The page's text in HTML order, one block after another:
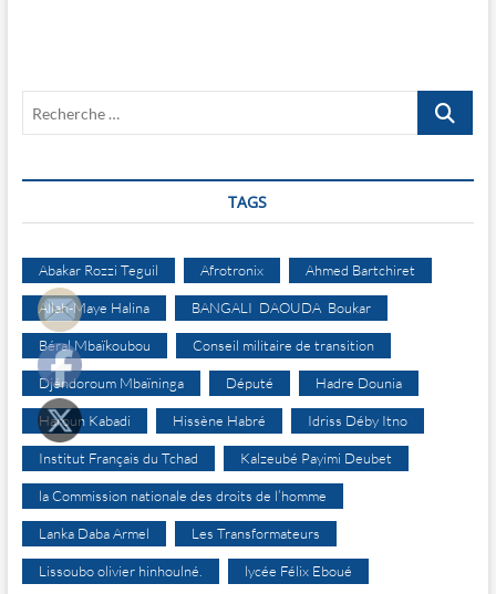
Recherche
TAGS
Abakar Rozzi Teguil Afrotronix Ahmed Bartchiret
Allah-Maye Halina BANGALI DAOUDA Boukar
Béral Mbaïkoubou Conseil militaire de transition
Djéndoroum Mbaïninga Député Hadre Dounia
Haroun Kabadi Hissène Habré Idriss Déby Itno
Institut Français du Tchad Kalzeubé Payimi Deubet
la Commission nationale des droits de l’homme
Lanka Daba Armel Les Transformateurs
Lissoubo olivier hinhoulné. lycée Félix Eboué